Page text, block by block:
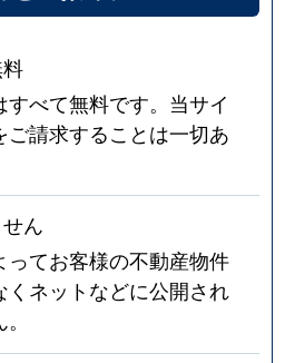
べて無料です。当サイ
ご請求することは一切あ
ん
ってお客様の不動産物件
くネットなどに公開され